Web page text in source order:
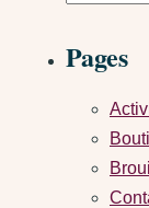
Pages